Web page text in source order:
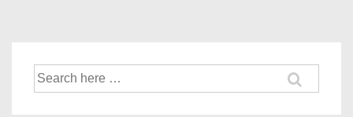
Suche
nach: